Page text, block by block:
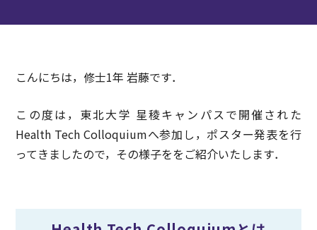
こんにちは，修士1年 岩藤です．
この度は，東北大学 星稜キャンパスで開催された
Health Tech Colloquiumへ参加し，ポスター発表を行
ってきましたので，その様子ををご紹介いたします．